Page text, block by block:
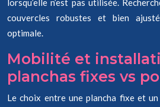
lorsqu’elle n’est pas utilisée.
couvercles robustes et bien
optimale.
Mobilité et
planchas fixes vs
Le choix entre une plancha fixe et